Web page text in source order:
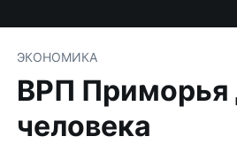
ЭКОНОМИКА
ВРП Приморья
человека